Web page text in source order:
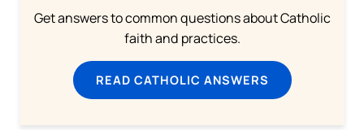
Get answers to common questions about Catholic
faith and practices.
READ CATHOLIC ANSWERS